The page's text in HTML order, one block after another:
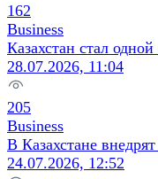
162
Business
Казахстан стал
28.07.2026, 11:04
205
Business
В Казахстане
24.07.2026, 12:52